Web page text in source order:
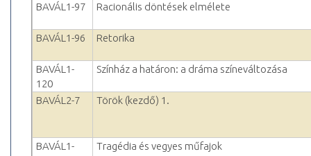
BAVÁL1-97 Racionális döntések elmélete
BAVÁL1-96 Retorika
BAVÁL1-
120
Színház a határon: a dráma színeváltozása
BAVÁL2-7 Török (kezdő) 1.
BAVÁL1-
Tragédia és vegyes műfajok